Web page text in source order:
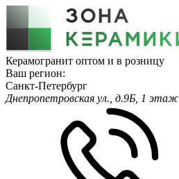
Керамогранит оптом и в розницу
Ваш регион:
Санкт-Петербург
Днепропетровская ул., д.9Б, 1 этаж